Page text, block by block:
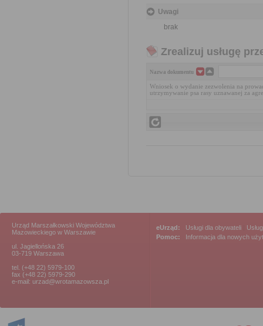
Uwagi
brak
Zrealizuj usługę
Nazwa dokumentu
Wniosek o wydanie zezwolenia na
utrzymywanie psa rasy uznawanej za
Urząd Marszałkowski Województwa
Mazowieckiego w Warszawie
ul. Jagiellońska 26
03-719 Warszawa
tel. (+48 22) 5979-100
fax (+48 22) 5979-290
e-mail: urzad@wrotamazowsza.pl
eUrząd: Usługi dla obywateli
Pomoc:
Informacja dla nowych